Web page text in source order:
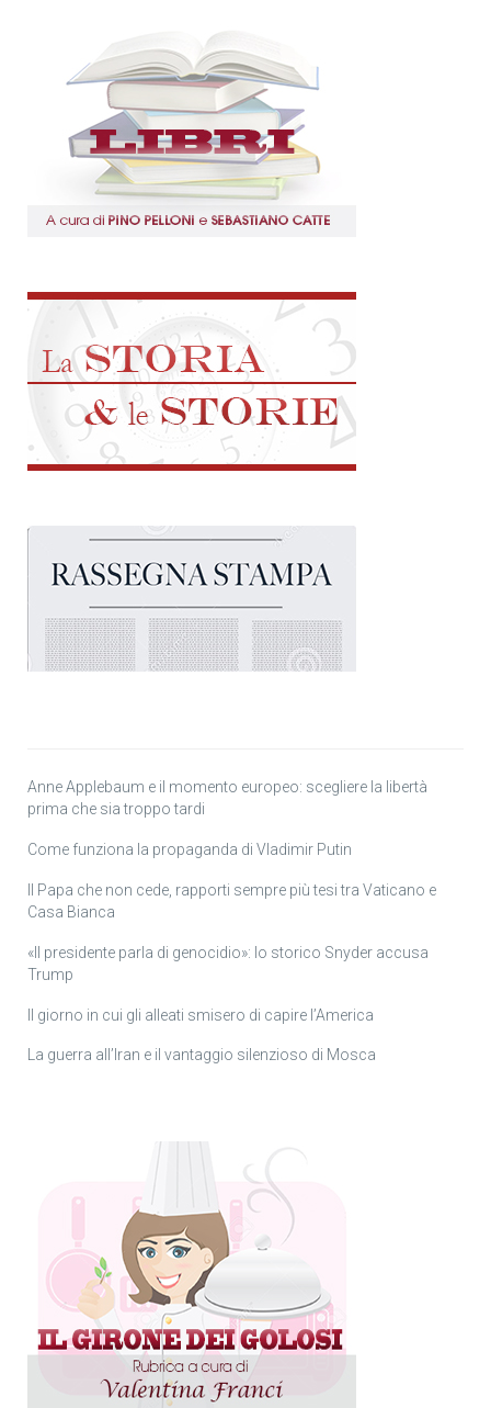
Anne Applebaum e il momento europeo: scegliere la libertà
prima che sia troppo tardi
Come funziona la propaganda di Vladimir Putin
Il Papa che non cede, rapporti sempre più tesi tra Vaticano e
Casa Bianca
«Il presidente parla di genocidio»: lo storico Snyder accusa
Trump
Il giorno in cui gli alleati smisero di capire l’America
La guerra all’Iran e il vantaggio silenzioso di Mosca